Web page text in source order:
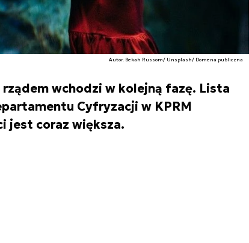
Autor. Bekah Russom/ Unsplash/ Domena publiczna
wchodzi w kolejną fazę. Lista
Cyfryzacji w KPRM
jest coraz większa.